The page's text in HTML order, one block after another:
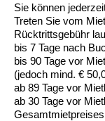
Sie können
Treten Sie vom
Rücktrittsgebühr
bis 7 Tage nach
bis 90 Tage vor
(jedoch mind. €
ab 89 Tage vor
ab 30 Tage vor
Gesamtmietpreises